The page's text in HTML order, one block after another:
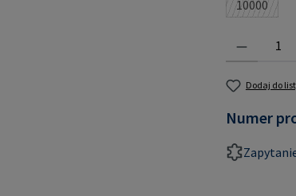
10000
(Ta
Dodaj do
Numer